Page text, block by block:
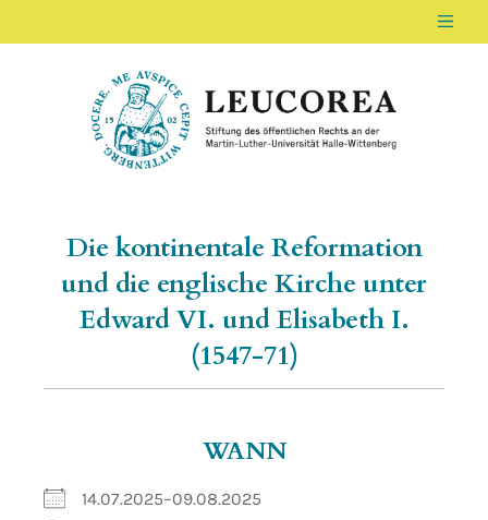
LEUCOREA DE
Stiftung des öffentlichen Rechts an der
Die kontinentale Reformation
und die englische Kirche unter
Edward VI. und Elisabeth I.
(1547-71)
WANN
14.07.2025–09.08.2025